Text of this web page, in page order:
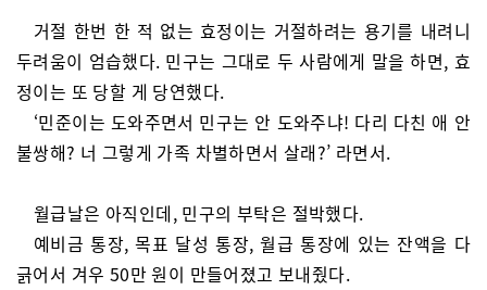
거절 한번 한 적 없는 효정이는 거절하려는 용기를 내려니
두려움이 엄습했다. 민구는 그대로 두 사람에게 말을 하면, 효
정이는 또 당할 게 당연했다.
‘민준이는 도와주면서 민구는 안 도와주냐! 다리 다친 애 안
불쌍해? 너 그렇게 가족 차별하면서 살래?’ 라면서.
월급날은 아직인데, 민구의 부탁은 절박했다.
예비금 통장, 목표 달성 통장, 월급 통장에 있는 잔액을 다
긁어서 겨우 50만 원이 만들어졌고 보내줬다.